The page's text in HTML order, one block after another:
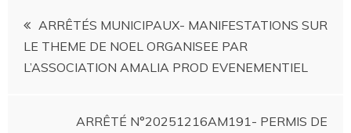
Navigation
de
ARRÊTÉS MUNICIPAUX- MANIFESTATIONS SUR
LE THEME DE NOEL ORGANISEE PAR
L’ASSOCIATION AMALIA PROD EVENEMENTIEL
ARRÊTÉ N°20251216AM191- PERMIS DE